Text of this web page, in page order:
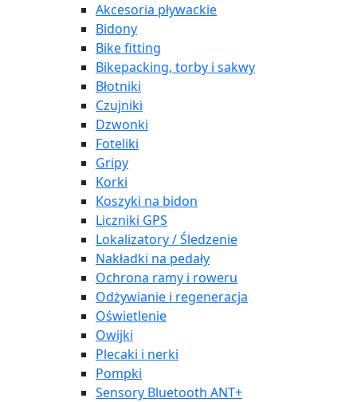
Akcesoria pływackie
Bidony
Bike fitting
Bikepacking, torby i sakwy
Błotniki
Czujniki
Dzwonki
Foteliki
Gripy
Korki
Koszyki na bidon
Liczniki GPS
Lokalizatory / Śledzenie
Nakładki na pedały
Ochrona ramy i roweru
Odżywianie i regeneracja
Oświetlenie
Owijki
Plecaki i nerki
Pompki
Sensory Bluetooth ANT+